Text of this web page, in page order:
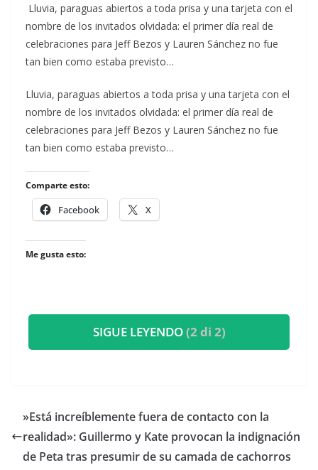
Lluvia, paraguas abiertos a toda prisa y una tarjeta con el
nombre de los invitados olvidada: el primer día real de
celebraciones para Jeff Bezos y Lauren Sánchez no fue
tan bien como estaba previsto…
​Lluvia, paraguas abiertos a toda prisa y una tarjeta con el
nombre de los invitados olvidada: el primer día real de
celebraciones para Jeff Bezos y Lauren Sánchez no fue
tan bien como estaba previsto…
Comparte esto:
Facebook X
Me gusta esto:
SIGUE LEYENDO(2 di 2)
​»Está increíblemente fuera de contacto con la
realidad»: Guillermo y Kate provocan la indignación
de Peta tras presumir de su camada de cachorros